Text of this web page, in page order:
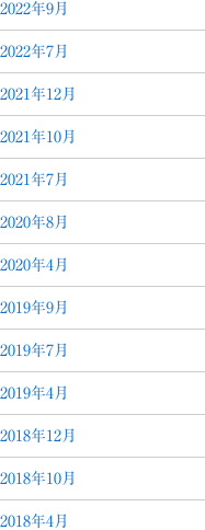
2022年9月
2022年7月
2021年12月
2021年10月
2021年7月
2020年8月
2020年4月
2019年9月
2019年7月
2019年4月
2018年12月
2018年10月
2018年4月